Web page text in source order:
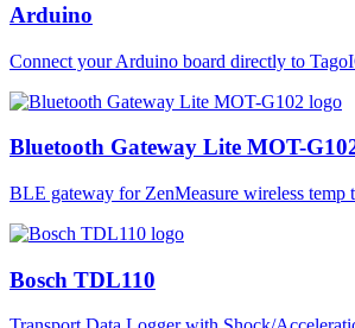
Arduino
Connect your Arduino board directly to
Bluetooth Gateway Lite MOT-
BLE gateway for ZenMeasure wireless temp
Bosch TDL110